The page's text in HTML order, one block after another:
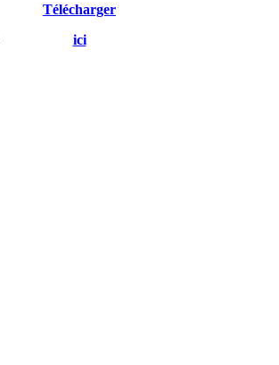
Télécharger
ici